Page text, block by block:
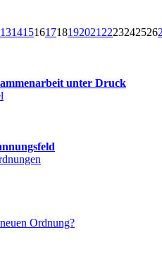
131415161718192021 2223242526
unter Druck
Ordnung?